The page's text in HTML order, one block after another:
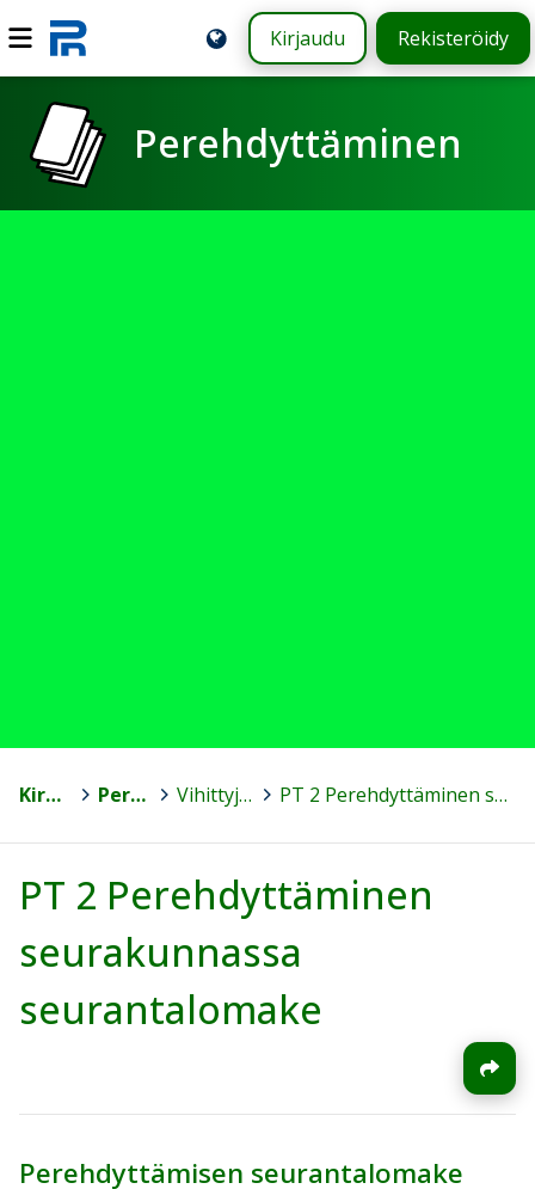
Kirjaudu Rekisteröidy
Perehdyttäminen
Kirkon koulutus - Suomen ev.lut. kirkko Perehdyttäminen Vihittyjen pappien perehdyttäminen työhön seurakunnassa (PT 2) PT 2 Perehdyttäminen seurakunnassa seurantalomake
PT 2 Perehdyttäminen
seurakunnassa
seurantalomake
Perehdyttämisen seurantalomake